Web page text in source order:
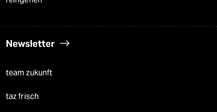
Newsletter
team zukunft
taz frisch